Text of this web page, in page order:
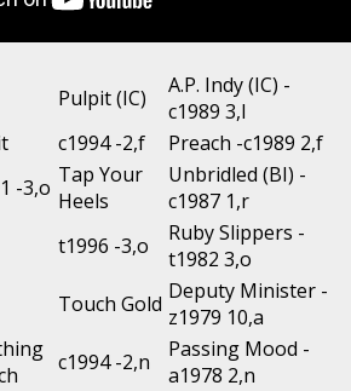
Pulpit (IC)
A.P. Indy (IC) -
c1989 3,l
c1994 -2,f
Preach -c1989 2,f
-3,o Tap Your
Heels
Unbridled (BI) -
c1987 1,r
t1996 -3,o
Ruby Slippers -
t1982 3,o
Touch Gold Deputy Minister -
z1979 10,a
c1994 -2,n
Passing Mood -
a1978 2,n